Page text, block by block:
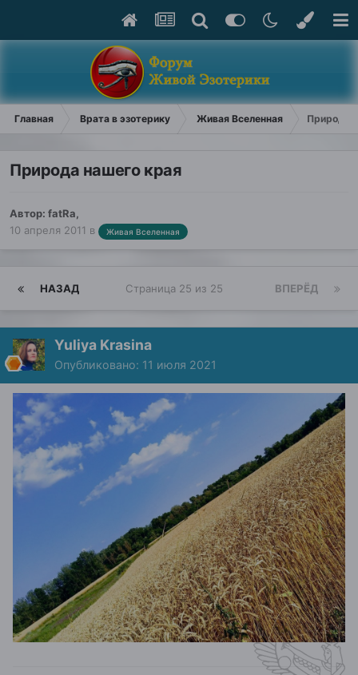
Главная Врата в эзотерику Живая Вселенная Природа
Природа нашего края
Автор: fatRa,
10 апреля 2011 в Живая Вселенная
НАЗАД ВПЕРЁД
Страница 25 из 25
Yuliya Krasina
Опубликовано: 11 июля 2021